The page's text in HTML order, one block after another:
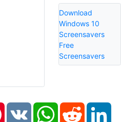
Download
Windows 10
Screensavers
Free
Screensavers
PinterestVK WhatsAppReddit